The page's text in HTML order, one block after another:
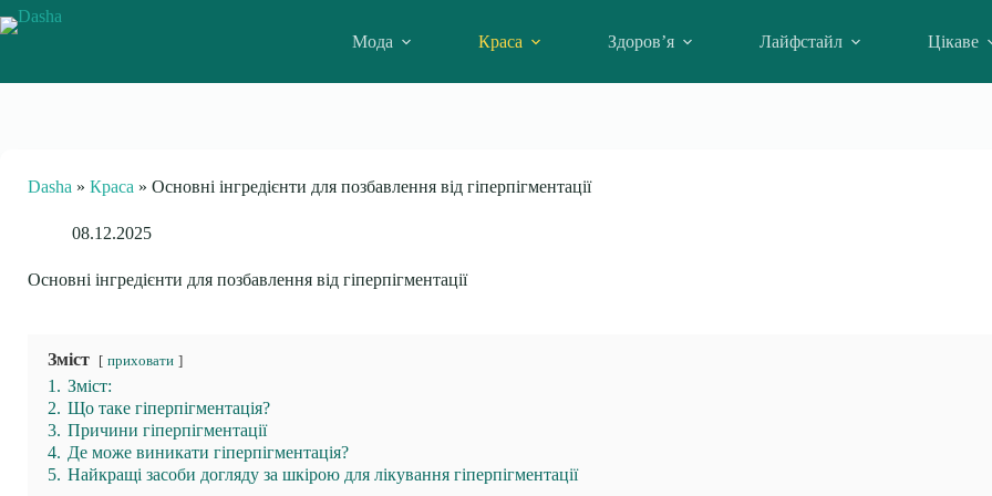
Skip
to
Мода Краса Здоров’я Лайфстайл Цікаве
Dasha » Краса » Основні інгредієнти для позбавлення від гіперпігментації
08.12.2025
Основні інгредієнти для позбавлення від гіперпігментації
Зміст приховати
1. Зміст:
2. Що таке гіперпігментація?
3. Причини гіперпігментації
4. Де може виникати гіперпігментація?
5. Найкращі засоби догляду за шкірою для лікування гіперпігментації